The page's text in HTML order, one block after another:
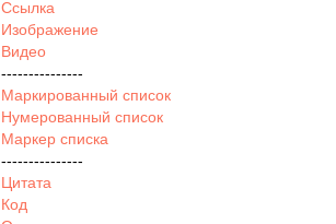
Ссылка
Изображение
Видео
---------------
Маркированный список
Нумерованный список
Маркер списка
---------------
Цитата
Код